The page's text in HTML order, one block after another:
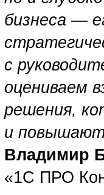
бизнеса —
с
оцениваем
решения,
и
Владимир
«1С ПРО